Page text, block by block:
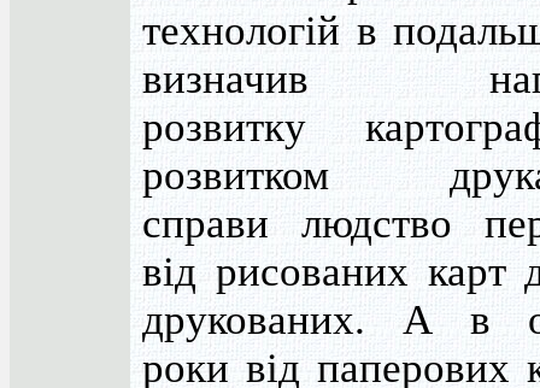
технологій в
визначив
розвитку
розвитком
справи людство
від рисованих карт
друкованих. А в
роки від паперових